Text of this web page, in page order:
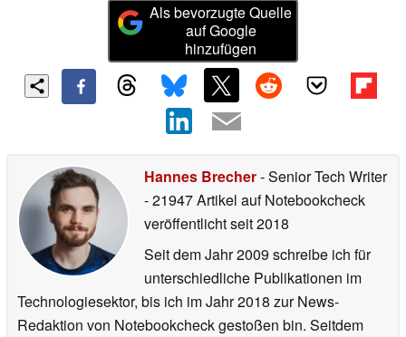
Als bevorzugte Quelle
auf Google
hinzufügen
Hannes Brecher- Senior Tech Writer
- 21947 Artikel auf Notebookcheck
veröffentlichtseit 2018
Seit dem Jahr 2009 schreibe ich für
unterschiedliche Publikationen im
Technologiesektor, bis ich im Jahr 2018 zur News-
Redaktion von Notebookcheck gestoßen bin. Seitdem